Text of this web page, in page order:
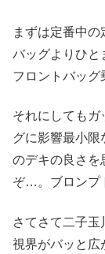
まずは定番中
バッグよりひと
フロントバッグ
それにしてもガ
グに影響最小限
のデキの良さを
ぞ…。ブロンプ
さてさて二子
視界がバッと広